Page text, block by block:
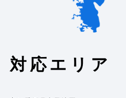
対応エリア